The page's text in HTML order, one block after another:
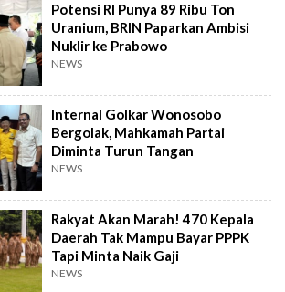
Potensi RI Punya 89 Ribu Ton
Uranium, BRIN Paparkan Ambisi
Nuklir ke Prabowo
NEWS
Internal Golkar Wonosobo
Bergolak, Mahkamah Partai
Diminta Turun Tangan
NEWS
Rakyat Akan Marah! 470 Kepala
Daerah Tak Mampu Bayar PPPK
Tapi Minta Naik Gaji
NEWS